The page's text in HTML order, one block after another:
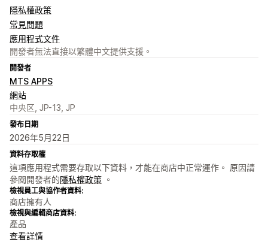
隱私權政策
常見問題
應用程式文件
開發者無法直接以繁體中文提供支援。
開發者
MTS APPS
網站
中央区, JP-13, JP
發布日期
2026年5月22日
資料存取權
這項應用程式需要存取以下資料，才能在商店中正常運作。 原因請
參閱開發者的隱私權政策 。
檢視員工與協作者資料:
商店擁有人
檢視與編輯商店資料:
產品
查看詳情